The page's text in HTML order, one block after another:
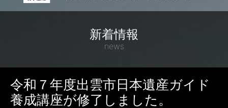
新着情報
news
令和７年度出雲市日本遺産ガイド
養成講座が修了しました。